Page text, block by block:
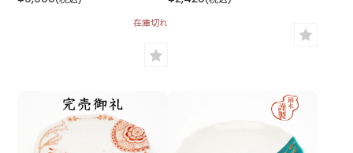
在庫切れ